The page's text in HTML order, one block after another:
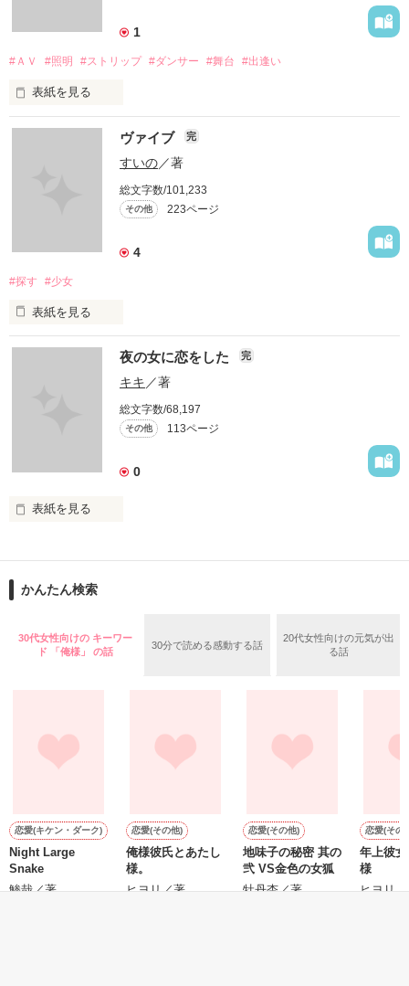
1
#ＡＶ #照明 #ストリップ #ダンサー #舞台 #出逢い
表紙を見る
小説とは、自らの肉体と心を切り売りする商売である……
とある作家の言葉である。
そういう意味に於いては、今回の作品は正しくそうなのかも知
自分の身体の中に、今だ生々しく残っている記憶を小説にする
くは実際にあった事に筆者の主観を加えたりしたものです。
又、主人公自身の記述に関するくだりに関しては、その殆どが
筆者の創作によるものであり事実と異なる部分が多くありま
この点を含み置き頂きまして、お読み頂ければと思います。
ヴァイブ 完
すいの／著
総文字数/101,233
その他 223ページ
4
#探す #少女
表紙を見る
Ｓｅｘは好き。
夜の女に恋をした 完
キキ／著
総文字数/68,197
その他 113ページ
0
表紙を見る
※一部に性的表現が出てきます。
かんたん検索
30代女性向けの キーワー
ド 「俺様」 の話
30分で読める感動する話
20代女性向けの元気が出
る話
恋愛(キケン・ダーク)
Night Large
Snake
鯵哉／著
恋愛(その他)
俺様彼氏とあたし
様。
ヒヨリ／著
恋愛(その他)
地味子の秘密 其の
弐 VS金色の女狐
牡丹杏／著
恋愛(その
年上彼
様
ヒヨリ